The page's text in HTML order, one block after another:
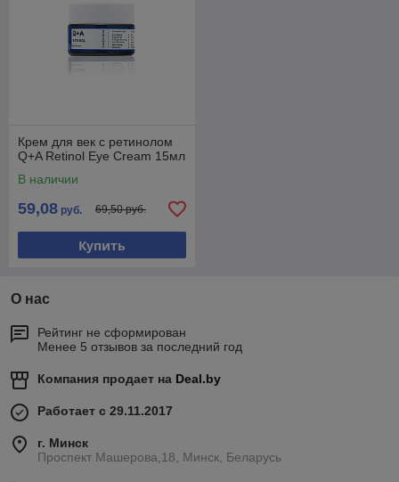
Крем для век с ретинолом
Q+A Retinol Eye Cream 15мл
В наличии
59,08 руб. 69,50 руб.
Купить
О нас
Рейтинг не сформирован
Менее 5 отзывов за последний год
Компания продает на Deal.by
Работает с 29.11.2017
г. Минск
Проспект Машерова,18, Минск, Беларусь